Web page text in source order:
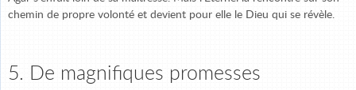
chemin de propre volonté et devient pour elle le Dieu qui se révèle.
5. De magnifiques promesses